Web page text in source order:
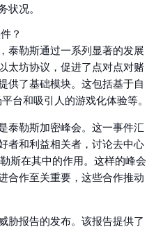
状况。
？
泰勒斯通过一系列显著的发展
太坊协议，促进了点对点对赌
供了基础模块。这包括基于自
台和吸引人的游戏化体验等。
泰勒斯加密峰会。这一事件汇
者和利益相关者，讨论去中心
斯在其中的作用。这样的峰会
合作至关重要，这些合作推动
胁报告的发布。该报告提供了